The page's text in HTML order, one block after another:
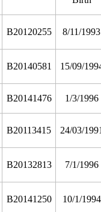
B20120255 8/11/1993
B20140581 15/09/
B20141476 1/3/1996
B20113415 24/03/
B20132813 7/1/1996
B20141250 10/1/1994